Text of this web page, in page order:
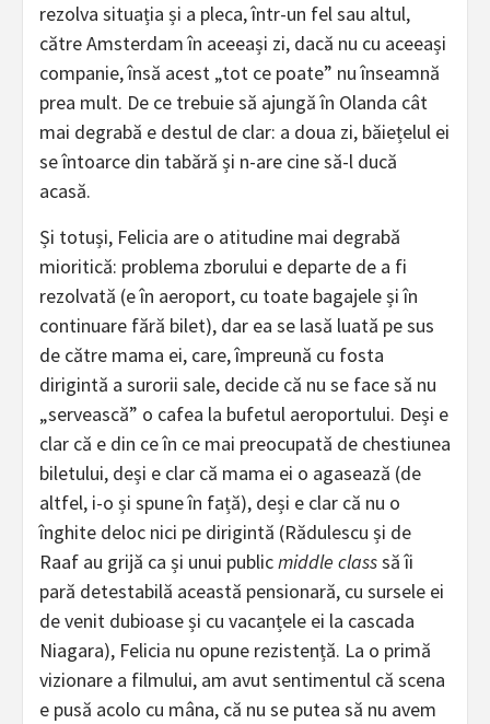
rezolva situația și a pleca, într-un fel sau altul,
către Amsterdam în aceeași zi, dacă nu cu aceeași
companie, însă acest „tot ce poate” nu înseamnă
prea mult. De ce trebuie să ajungă în Olanda cât
mai degrabă e destul de clar: a doua zi, băiețelul ei
se întoarce din tabără și n-are cine să-l ducă
acasă.
Și totuși, Felicia are o atitudine mai degrabă
mioritică: problema zborului e departe de a fi
rezolvată (e în aeroport, cu toate bagajele și în
continuare fără bilet), dar ea se lasă luată pe sus
de către mama ei, care, împreună cu fosta
dirigintă a surorii sale, decide că nu se face să nu
„servească” o cafea la bufetul aeroportului. Deși e
clar că e din ce în ce mai preocupată de chestiunea
biletului, deși e clar că mama ei o agasează (de
altfel, i-o și spune în față), deși e clar că nu o
înghite deloc nici pe dirigintă (Rădulescu și de
Raaf au grijă ca și unui publicmiddle classsă îi
pară detestabilă această pensionară, cu sursele ei
de venit dubioase și cu vacanțele ei la cascada
Niagara), Felicia nu opune rezistență. La o primă
vizionare a filmului, am avut sentimentul că scena
e pusă acolo cu mâna, că nu se putea să nu avem